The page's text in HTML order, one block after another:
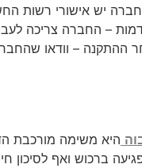
יש אישורי רשות
– החברה צריכה
ההתקנה – וודאו
היא משימה מורכבת
ברכוש ואף